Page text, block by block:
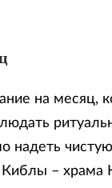
на месяц,
надеть
– храма